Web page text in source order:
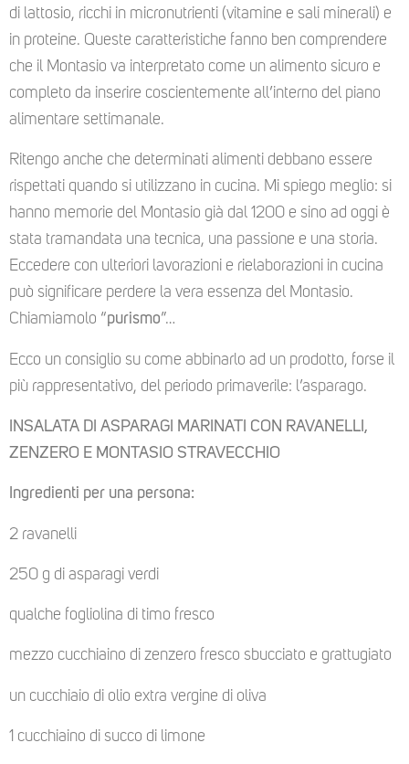
di lattosio, ricchi in micronutrienti (vitamine e sali minerali) e
in proteine. Queste caratteristiche fanno ben comprendere
che il Montasio va interpretato come un alimento sicuro e
completo da inserire coscientemente all’interno del piano
alimentare settimanale.
Ritengo anche che determinati alimenti debbano essere
rispettati quando si utilizzano in cucina. Mi spiego meglio: si
hanno memorie del Montasio già dal 1200 e sino ad oggi è
stata tramandata una tecnica, una passione e una storia.
Eccedere con ulteriori lavorazioni e rielaborazioni in cucina
può significare perdere la vera essenza del Montasio.
Chiamiamolo “purismo”…
Ecco un consiglio su come abbinarlo ad un prodotto, forse il
più rappresentativo, del periodo primaverile: l’asparago.
INSALATA DI ASPARAGI MARINATI CON RAVANELLI,
ZENZERO E MONTASIO STRAVECCHIO
Ingredienti per una persona:
2 ravanelli
250 g di asparagi verdi
qualche fogliolina di timo fresco
mezzo cucchiaino di zenzero fresco sbucciato e grattugiato
un cucchiaio di olio extra vergine di oliva
1 cucchiaino di succo di limone